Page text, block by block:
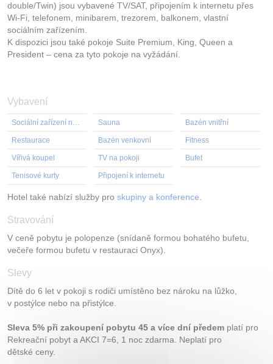
double/Twin) jsou vybavené TV/SAT, připojením k internetu přes
Wi-Fi, telefonem, minibarem, trezorem, balkonem, vlastní
sociálním zařízením.
K dispozici jsou také pokoje Suite Premium, King, Queen a
President – cena za tyto pokoje na vyžádání.
Vybavení
Sociální zařízení na pokoji Sauna Bazén vnitřní
Restaurace Bazén venkovní Fitness
Vířivá koupel TV na pokoji Bufet
Tenisové kurty Připojení k internetu
Hotel také nabízí služby pro skupiny a konference.
Stravování
V ceně pobytu je polopenze (snídaně formou bohatého bufetu,
večeře formou bufetu v restauraci Onyx).
Slevy
Dítě do 6 let v pokoji s rodiči umístěno bez nároku na lůžko,
v postýlce nebo na přistýlce.
Sleva 5% při zakoupení pobytu 45 a více dní předem platí pro
Rekreační pobyt a AKCI 7=6, 1 noc zdarma. Neplatí pro
dětské ceny.